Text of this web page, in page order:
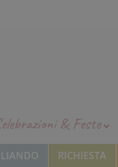
& Feste
RICHIESTA